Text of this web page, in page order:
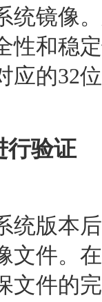
统镜像
性和稳
应的32
行验证
版本后
文件。
文件的